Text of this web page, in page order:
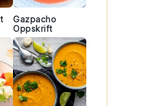
Gazpacho
Oppskrift